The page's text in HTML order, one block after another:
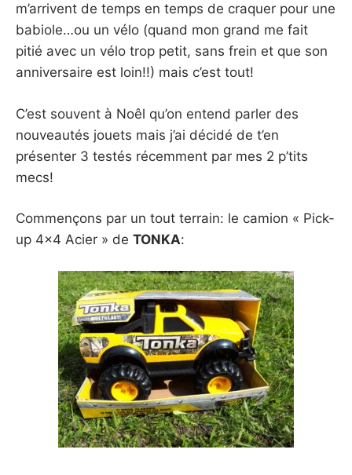
m’arrivent de temps en temps de craquer pour une
babiole…ou un vélo (quand mon grand me fait
pitié avec un vélo trop petit, sans frein et que son
anniversaire est loin!!) mais c’est tout!
C’est souvent à Noêl qu’on entend parler des
nouveautés jouets mais j’ai décidé de t’en
présenter 3 testés récemment par mes 2 p’tits
mecs!
Commençons par un tout terrain: le camion « Pick-
up 4×4 Acier » de TONKA: